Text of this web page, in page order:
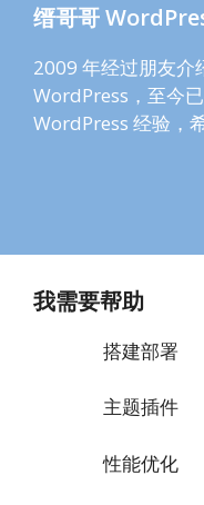
缙哥哥
2009 年经过朋友介
WordPress，至今
WordPress 经验，
我需要帮助
搭建部署
主题插件
性能优化